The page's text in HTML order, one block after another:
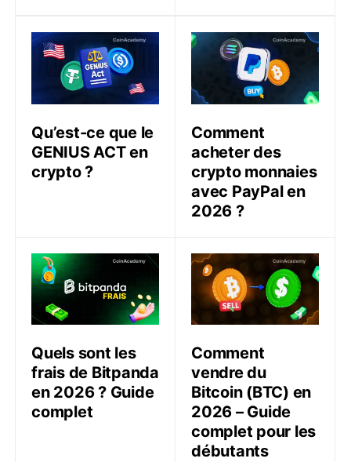
Qu’est-ce que le GENIUS ACT en crypto ?
Qu’est-ce que le
GENIUS ACT en
crypto ?
Comment acheter des
Comment
acheter des
crypto monnaies
avec PayPal en
2026 ?
Quels sont les frais de Bitpanda en 2026 ? Guide
Quels sont les
frais de Bitpanda
en 2026 ? Guide
complet
Comment vendre du
Comment
vendre du
Bitcoin (BTC) en
2026 – Guide
complet pour les
débutants